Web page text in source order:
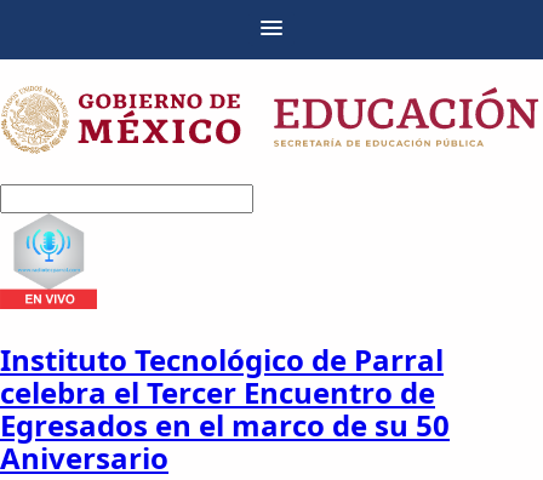
Instituto Tecnológico de Parral
celebra el Tercer Encuentro de
Egresados en el marco de su 50
Aniversario